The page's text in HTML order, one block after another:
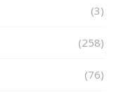
(3)
(258)
(76)